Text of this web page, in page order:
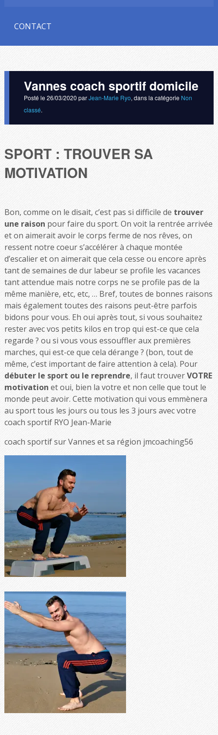
CONTACT
Vannes coach sportif domicile
Posté le 26/03/2020 parJean-Marie Ryo, dans la catégorie Non
classé.
SPORT : TROUVER SA
MOTIVATION
Bon, comme on le disait, c’est pas si difficile de trouver
une raison pour faire du sport. On voit la rentrée arrivée
et on aimerait avoir le corps ferme de nos rêves, on
ressent notre coeur s’accélérer à chaque montée
d’escalier et on aimerait que cela cesse ou encore après
tant de semaines de dur labeur se profile les vacances
tant attendue mais notre corps ne se profile pas de la
même manière, etc, etc, … Bref, toutes de bonnes raisons
mais également toutes des raisons peut-être parfois
bidons pour vous. Eh oui après tout, si vous souhaitez
rester avec vos petits kilos en trop qui est-ce que cela
regarde ? ou si vous vous essouffler aux premières
marches, qui est-ce que cela dérange ? (bon, tout de
même, c’est important de faire attention à cela). Pour
débuter le sport ou le reprendre, il faut trouverVOTRE
motivation et oui, bien la votre et non celle que tout le
monde peut avoir. Cette motivation qui vous emmènera
au sport tous les jours ou tous les 3 jours avec votre
coach sportif RYO Jean-Marie
coach sportif sur Vannes et sa région jmcoaching56